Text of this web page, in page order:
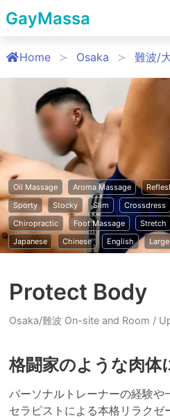
GayMassa
Home Osaka 難波/
Oil Massage Aroma Massage
Sporty
Stocky Slim Crossdress
Chiropractic
Foot Massage Stretch
Japanese
Chinese English Large
Protect Body
Osaka/難波 On-site and Room /
格闘家のような肉体
パーソナルトレーナーの経験や
セラピストによる本格リラクゼ